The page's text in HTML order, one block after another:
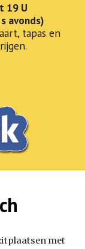
19 U
avonds)
tapas en
met